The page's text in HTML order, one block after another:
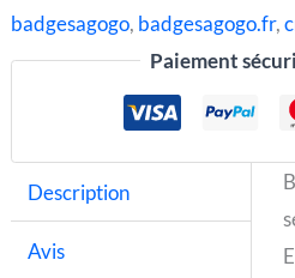
badgesagogo, badgesagogo.fr,
Paiement
Description
Avis